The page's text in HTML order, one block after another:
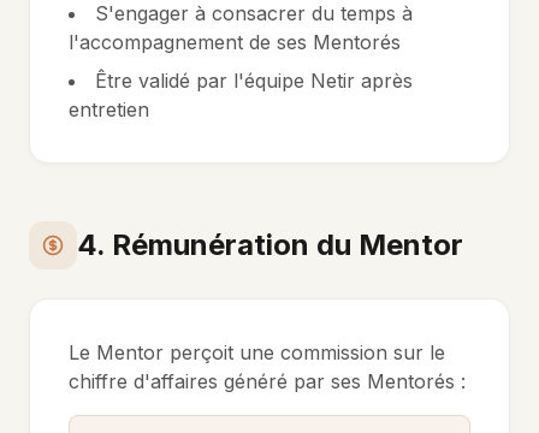
S'engager à consacrer du temps à
l'accompagnement de ses Mentorés
Être validé par l'équipe Netir après
entretien
4. Rémunération du Mentor
Le Mentor perçoit une commission sur le
chiffre d'affaires généré par ses Mentorés :